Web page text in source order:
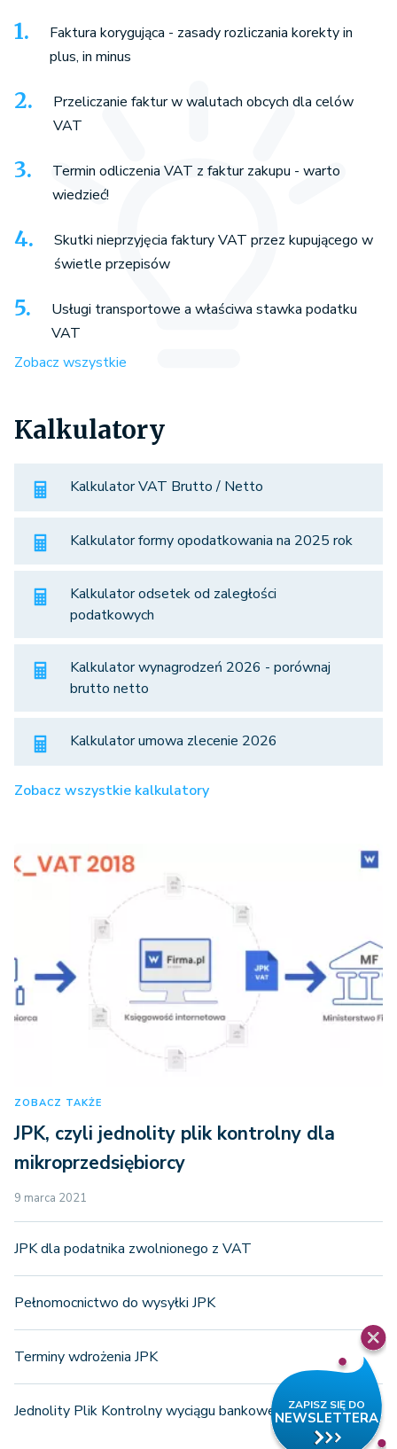
Faktura korygująca - zasady rozliczania korekty in
plus, in minus
Przeliczanie faktur w walutach obcych dla celów
VAT
Termin odliczenia VAT z faktur zakupu - warto
wiedzieć!
Skutki nieprzyjęcia faktury VAT przez kupującego w
świetle przepisów
Usługi transportowe a właściwa stawka podatku
VAT
Zobacz wszystkie
Kalkulatory
Kalkulator VAT Brutto / Netto
Kalkulator formy opodatkowania na 2025 rok
Kalkulator odsetek od zaległości
podatkowych
Kalkulator wynagrodzeń 2026 - porównaj
brutto netto
Kalkulator umowa zlecenie 2026
Zobacz wszystkie kalkulatory
ZOBACZ TAKŻE
JPK, czyli jednolity plik kontrolny dla
mikroprzedsiębiorcy
9 marca 2021
JPK dla podatnika zwolnionego z VAT
Pełnomocnictwo do wysyłki JPK
Terminy wdrożenia JPK
Jednolity Plik Kontrolny wyciągu bankowego - JPK_WB